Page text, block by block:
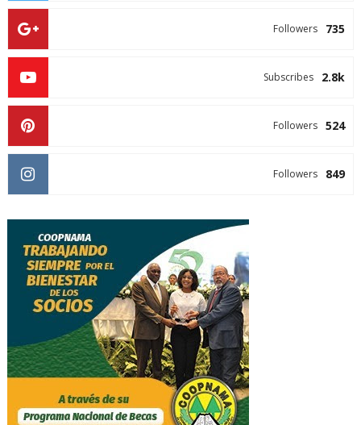
735
Followers
2.8k
Subscribes
524
Followers
849
Followers